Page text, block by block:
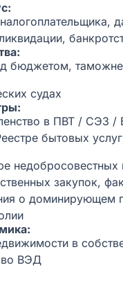
бюджетом,
судах
в ПВТ / СЭЗ /
бытовых
недобросовестных
закупок,
о доминирующем
в
во ВЭД